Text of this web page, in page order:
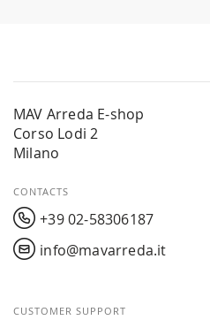
MAV Arreda E-shop
Corso Lodi 2
Milano
CONTACTS
+39 02-58306187
info@mavarreda.it
CUSTOMER SUPPORT